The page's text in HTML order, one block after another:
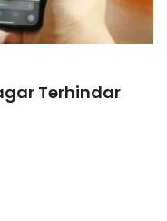
Terhindar